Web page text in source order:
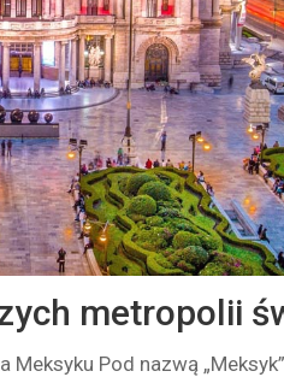
metropolii
Pod nazwą